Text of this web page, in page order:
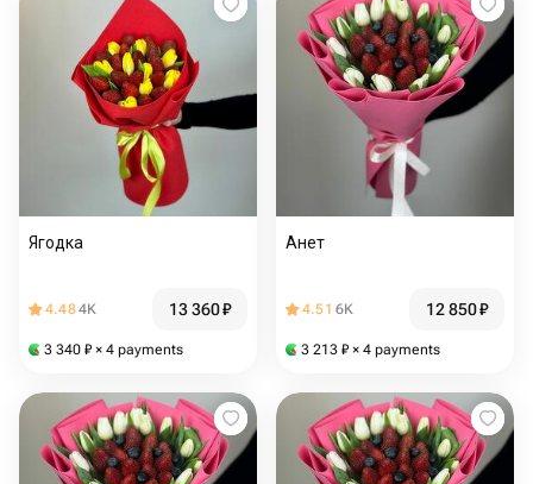
Ягодка
4.484K 13 360₽
3 340 ₽ × 4 payments
Анет
4.51 6K 12 850₽
3 213 ₽ × 4 payments